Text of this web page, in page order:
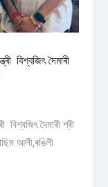
বিশ্বজিৎ দৈমাৰী
দৈমাৰী শ্ৰী
আলী,ৰঙিলী